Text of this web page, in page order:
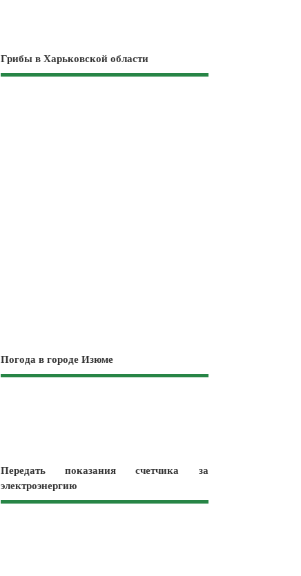
Грибы в Харьковской области
Погода в городе Изюме
Передать показания счетчика за
электроэнергию